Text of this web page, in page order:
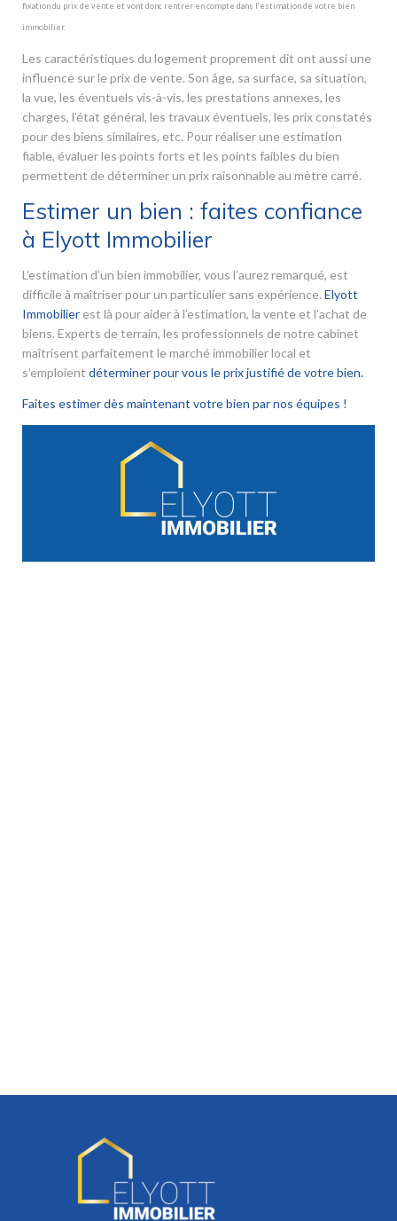
fixation du prix de vente et vont donc rentrer en compte dans l’estimation de votre bien
immobilier.
Les caractéristiques du logement proprement dit ont aussi une
influence sur le prix de vente. Son âge, sa surface, sa situation,
la vue, les éventuels vis-à-vis, les prestations annexes, les
charges, l’état général, les travaux éventuels, les prix constatés
pour des biens similaires, etc. Pour réaliser une estimation
fiable, évaluer les points forts et les points faibles du bien
permettent de déterminer un prix raisonnable au mètre carré.
Estimer un bien : faites confiance
à Elyott Immobilier
L’estimation d’un bien immobilier, vous l’aurez remarqué, est
difficile à maîtriser pour un particulier sans expérience. Elyott
Immobilier est là pour aider à l’estimation, la vente et l’achat de
biens. Experts de terrain, les professionnels de notre cabinet
maîtrisent parfaitement le marché immobilier local et
s’emploient déterminer pour vous le prix justifié de votre bien.
Faites estimer dès maintenant votre bien par nos équipes !